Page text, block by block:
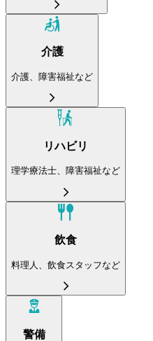
介護
介護、障害福祉など
リハビリ
理学療法士、障害福祉など
飲食
料理人、飲食スタッフなど
警備